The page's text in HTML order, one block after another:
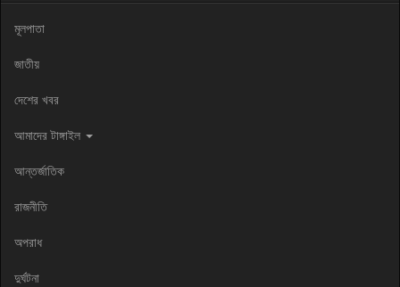
মূলপাতা
জাতীয়
দেশের খবর
আমাদের টাঙ্গাইল
আন্তর্জাতিক
রাজনীতি
অপরাধ
দুর্ঘটনা